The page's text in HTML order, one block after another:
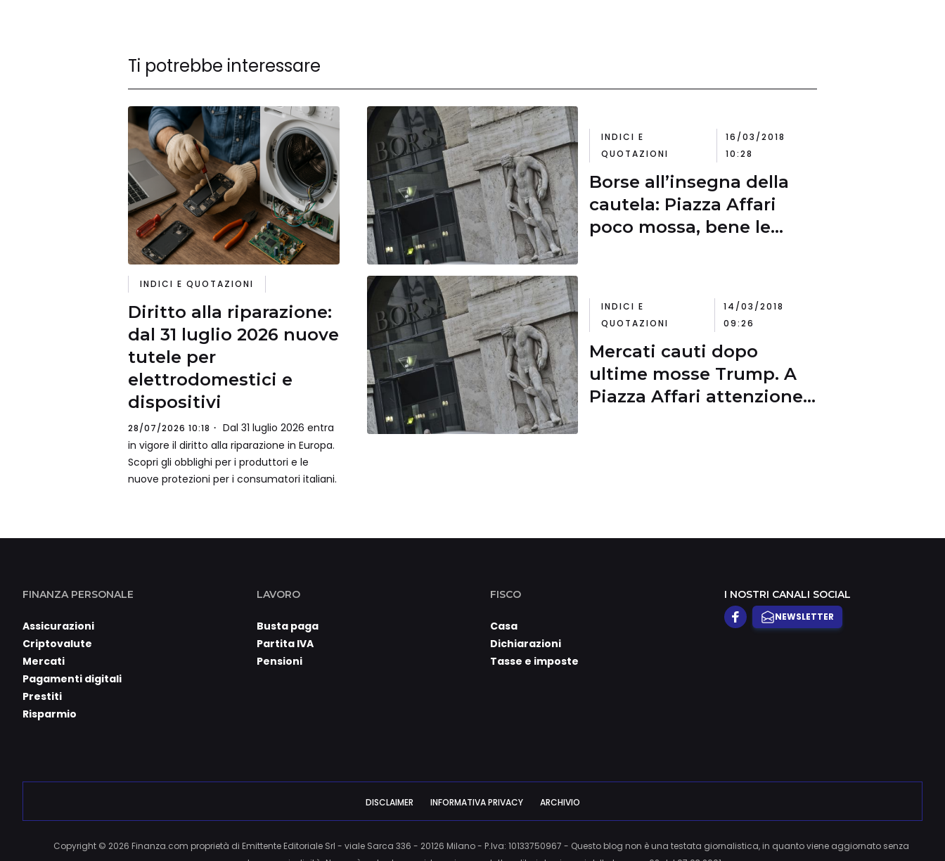
Ti potrebbe interessare
INDICI E QUOTAZIONI
Diritto alla riparazione:
dal 31 luglio 2026 nuove
tutele per
elettrodomestici e
dispositivi
28/07/2026 10:18
Dal 31 luglio 2026 entra
in vigore il diritto alla riparazione in Europa.
Scopri gli obblighi per i produttori e le
nuove protezioni per i consumatori italiani.
INDICI E
QUOTAZIONI
16/03/2018
10:28
Borse all’insegna della
cautela: Piazza Affari
poco mossa, bene le
INDICI E
QUOTAZIONI
14/03/2018
09:26
Mercati cauti dopo
ultime mosse Trump. A
Piazza Affari attenzione
FINANZA PERSONALE
Assicurazioni
Criptovalute
Mercati
Pagamenti digitali
Prestiti
Risparmio
LAVORO
Busta paga
Partita IVA
Pensioni
FISCO
Casa
Dichiarazioni
Tasse e imposte
I NOSTRI CANALI SOCIAL
NEWSLETTER
DISCLAIMER INFORMATIVA PRIVACY ARCHIVIO
Copyright © 2026 Finanza.com proprietà di Emittente Editoriale Srl - viale Sarca 336 - 20126 Milano - P.Iva: 10133750967 - Questo blog non è una testata giornalistica, in quanto viene aggiornato senza